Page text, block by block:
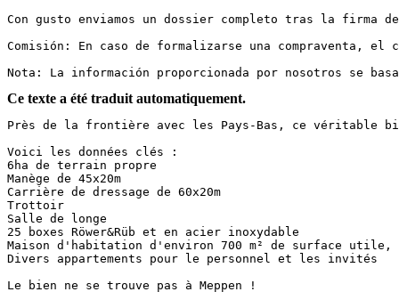
Con gusto enviamos un dossier completo tras la firma
Comisión: En caso de formalizarse una compraventa,
Nota: La información proporcionada por nosotros se
Ce texte a été traduit automatiquement.
Près de la frontière avec les Pays-Bas, ce véritable
Voici les données clés :
6ha de terrain propre
Manège de 45x20m
Carrière de dressage de 60x20m
Trottoir
Salle de longe
25 boxes Röwer&Rüb et en acier inoxydable
Maison d'habitation d'environ 700 m² de surface
Divers appartements pour le personnel et les invités
Le bien ne se trouve pas à Meppen !